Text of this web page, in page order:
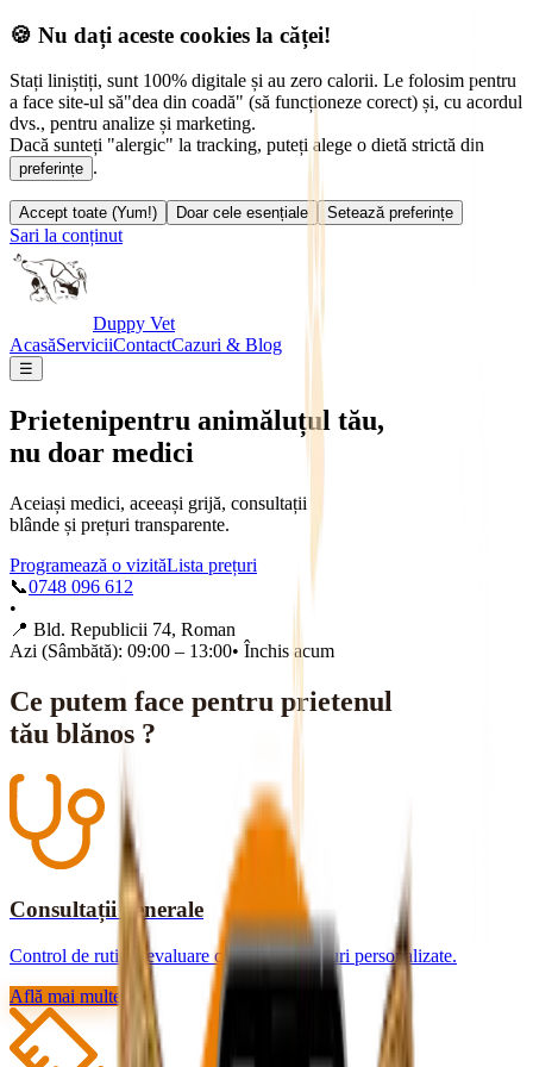
🍪 Nu dați aceste cookies la căței!
Stați liniștiți, sunt 100% digitale și au zero calorii. Le folosim pentru
a face site-ul să"dea din coadă" (să funcționeze corect) și, cu acordul
dvs., pentru analize și marketing.
Dacă sunteți "alergic" la tracking, puteți alege o dietă strictă din
preferințe .
Accept toate (Yum!) Doar cele esențiale Setează preferințe
Sari la conținut
Duppy Vet
AcasăServiciiContactCazuri & Blog
☰
Prietenipentru animăluțul tău,
nu doar medici
Aceiași medici, aceeași grijă, consultații
blânde și prețuri transparente.
Programează o vizităLista prețuri
📞0748 096 612
•
📍 Bld. Republicii 74, Roman
Azi (Sâmbătă): 09:00 – 13:00• Închis acum
Ce putem face pentru prietenul
tău blănos ?
Consultații generale
Control de rutină, evaluare completă și sfaturi personalizate.
Află mai multe